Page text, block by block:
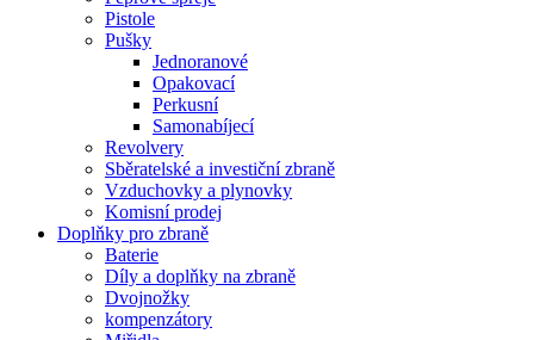
Pistole
Pušky
Jednoranové
Opakovací
Perkusní
Samonabíjecí
Revolvery
Sběratelské a investiční zbraně
Vzduchovky a plynovky
Komisní prodej
Doplňky pro zbraně
Baterie
Díly a doplňky na zbraně
Dvojnožky
kompenzátory